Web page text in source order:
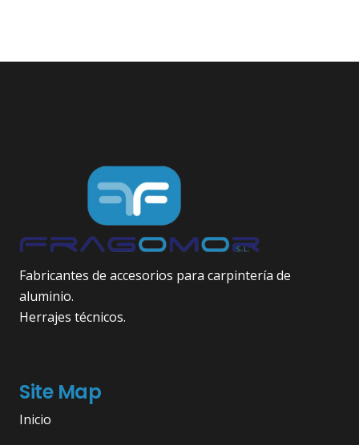
Fabricantes de accesorios para carpintería de
aluminio.
Herrajes técnicos.
Site Map
Inicio